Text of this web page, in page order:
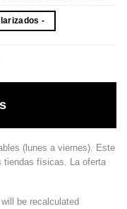
-
(lunes a viernes). Este
tiendas físicas. La oferta
be recalculated